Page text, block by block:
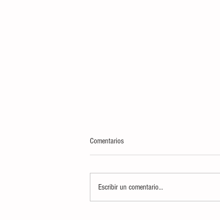
Comentarios
Escribir un comentario...